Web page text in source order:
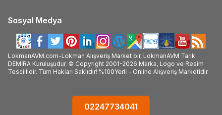
Sosyal Medya
LokmanAVM.com-Lokman Alışveriş Market bir, LokmanAVM Tarık
DEMİRA Kuruluşudur. © Copyright 2001-2026 Marka, Logo ve Resim
Tescillidir. Tüm Hakları Saklıdır! %100Yerli - Online Alışveriş Marketidir.
02247734041